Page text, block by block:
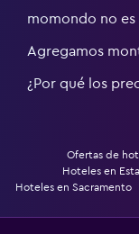
momondo no
Agregamos
¿Por qué los
Ofertas de
Hoteles en
Hoteles en Sacramento